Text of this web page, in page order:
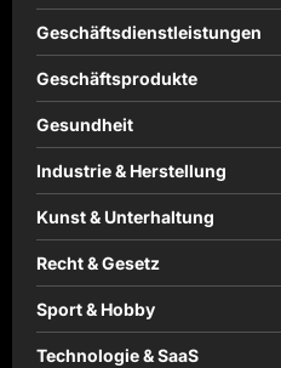
Geschäftsdienstleistungen
Geschäftsprodukte
Gesundheit
Industrie & Herstellung
Kunst & Unterhaltung
Recht & Gesetz
Sport & Hobby
Technologie & SaaS